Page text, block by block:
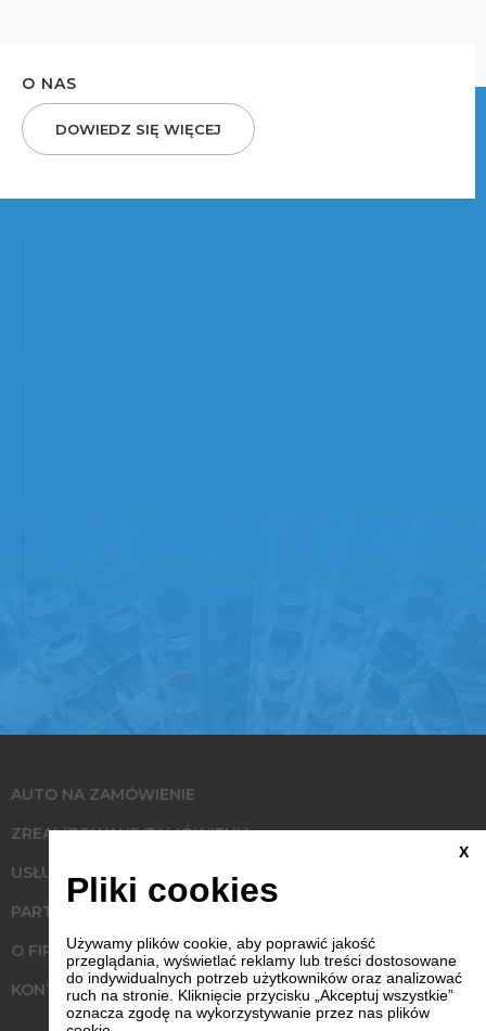
O NAS
DOWIEDZ SIĘ WIĘCEJ
AUTO NA ZAMÓWIENIE
ZREALIZOWANE ZAMÓWIENIA
USŁUGI
PARTNERZY
O FIRMIE
KONTAKT
X
Pliki cookies
Używamy plików cookie, aby poprawić jakość
przeglądania, wyświetlać reklamy lub treści dostosowane
do indywidualnych potrzeb użytkowników oraz analizować
ruch na stronie. Kliknięcie przycisku „Akceptuj wszystkie”
oznacza zgodę na wykorzystywanie przez nas plików